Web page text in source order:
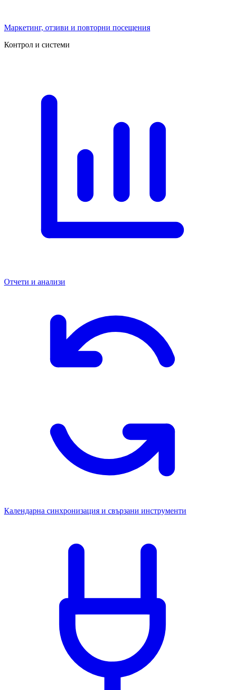
Маркетинг, отзиви и повторни посещения
Контрол и системи
Отчети и анализи
Календарна синхронизация и свързани инструменти